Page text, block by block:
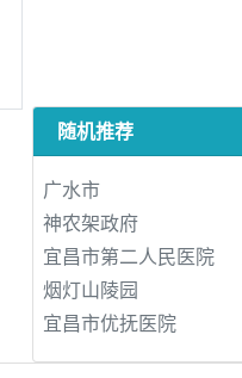
随机推荐
广水市
神农架政府
宜昌市第二人民医院
烟灯山陵园
宜昌市优抚医院